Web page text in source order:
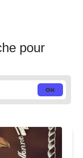
pour